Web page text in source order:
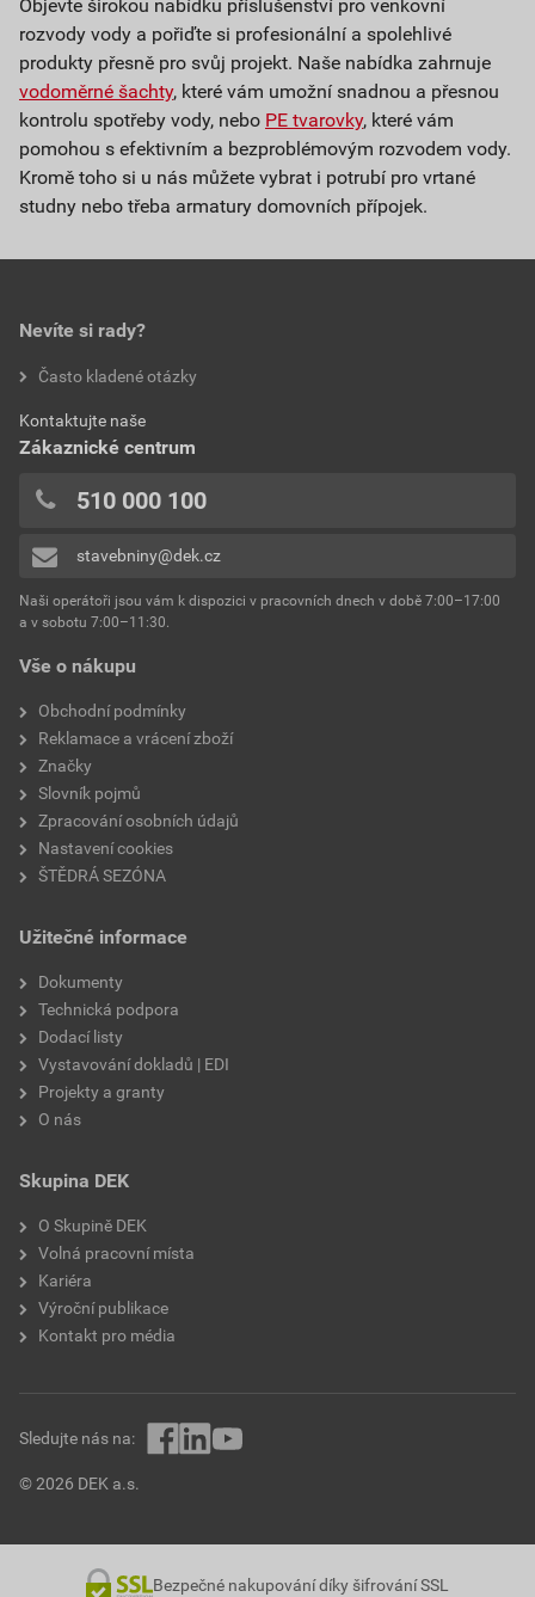
Objevte širokou nabídku příslušenství pro venkovní
rozvody vody a pořiďte si profesionální a spolehlivé
produkty přesně pro svůj projekt. Naše nabídka zahrnuje
vodoměrné šachty, které vám umožní snadnou a přesnou
kontrolu spotřeby vody, nebo PE tvarovky, které vám
pomohou s efektivním a bezproblémovým rozvodem vody.
Kromě toho si u nás můžete vybrat i potrubí pro vrtané
studny nebo třeba armatury domovních přípojek.
Vše o nákupu
Obchodní podmínky
Reklamace a vrácení zboží
Značky
Slovník pojmů
Zpracování osobních údajů
Nastavení cookies
ŠTĚDRÁ SEZÓNA
Užitečné informace
Dokumenty
Technická podpora
Dodací listy
Vystavování dokladů | EDI
Projekty a granty
O nás
Skupina DEK
O Skupině DEK
Volná pracovní místa
Kariéra
Výroční publikace
Kontakt pro média
Nevíte si rady?
Často kladené otázky
Kontaktujte naše
Zákaznické centrum
510 000 100
stavebniny@dek.cz
Naši operátoři jsou vám k dispozici v pracovních dnech v době 7:00–17:00
a v sobotu 7:00–11:30.
© 2026 DEK a.s.
Sledujte nás na:
Bezpečné nakupování díky šifrování SSL